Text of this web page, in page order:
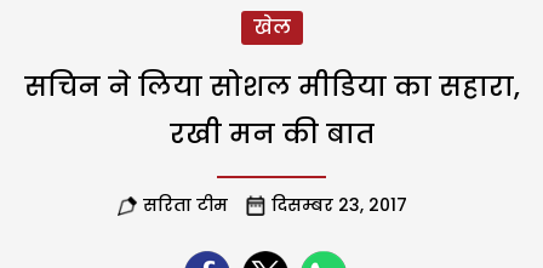
खेल
सचिन ने लिया सोशल मीडिया का सहारा,
रखी मन की बात
सरिता टीम दिसम्बर 23, 2017